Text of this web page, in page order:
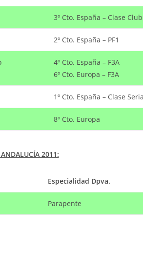
3º Cto. España – Clase Club
2º Cto. España – PF1
4º Cto. España – F3A
6º Cto. Europa – F3A
1º Cto. España – Clase
8º Cto. Europa
2011:
Especialidad Dpva.
Parapente